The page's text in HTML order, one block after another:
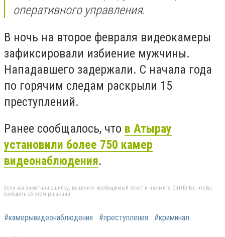
оперативного управления.
В ночь на второе февраля видеокамеры
зафиксировали избиение мужчины.
Нападавшего задержали. С начала года
по горячим следам раскрыли 15
преступлений.
Ранее сообщалось, что в Атырау
установили более 750 камер
видеонаблюдения.
Если вы заметили ошибку, выделите необходимый текст и нажмите Ctrl+Enter, чтобы
сообщить об этом редакции
#камерывидеонаблюдения #преступления #криминал